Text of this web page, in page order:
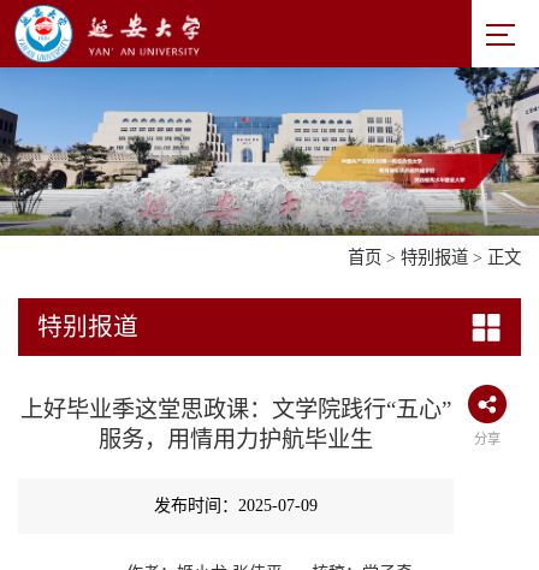
首页 > 特别报道 > 正文
特别报道
上好毕业季这堂思政课：文学院践行“五心”
服务，用情用力护航毕业生
分享
发布时间：2025-07-09